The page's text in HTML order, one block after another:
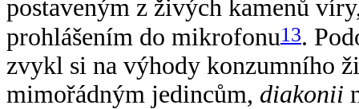
postaveným z živých kamenů
prohlášením do mikrofonu13.
zvykl si na výhody konzumního
mimořádným jedincům, diakonii